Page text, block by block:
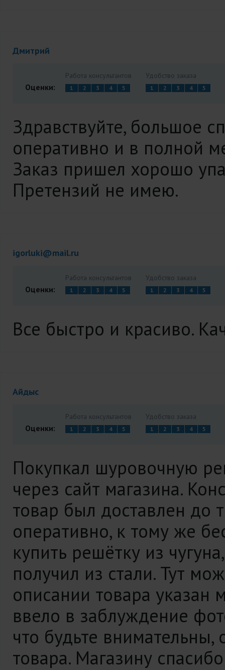
Дмитрий
Оценки:
Работа консультантов
1 2 3 4 5
Удобство заказа
1 2 3 4 5
Здравствуйте, большое
оперативно и в полной
Заказ пришел хорошо
Претензий не имею.
igorluki@mail.ru
Оценки:
Работа консультантов
1 2 3 4 5
Удобство заказа
1 2 3 4 5
Все быстро и красиво.
Айдыс
Оценки:
Работа консультантов
1 2 3 4 5
Удобство заказа
1 2 3 4 5
Покупкал шуровочную
через сайт магазина.
товар был доставлен до
оперативно, к тому же
купить решётку из
получил из стали. Тут
описании товара указан
ввело в заблуждение
что будьте
товара. Магазину